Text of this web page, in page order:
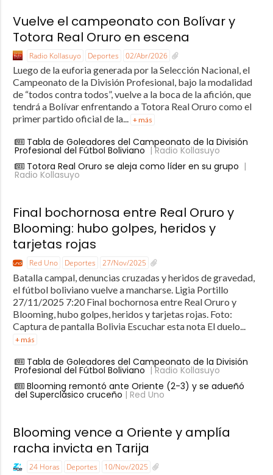
Vuelve el campeonato con Bolívar y
Totora Real Oruro en escena
Radio Kollasuyo Deportes 02/Abr/2026
Luego de la euforia generada por la Selección Nacional, el
Campeonato de la División Profesional, bajo la modalidad
de “todos contra todos”, vuelve a la boca de la afición, que
tendrá a Bolívar enfrentando a Totora Real Oruro como el
primer partido oficial de la... + más
Tabla de Goleadores del Campeonato de la División
Profesional del Fútbol Boliviano | Radio Kollasuyo
Totora Real Oruro se aleja como líder en su grupo |
Radio Kollasuyo
Final bochornosa entre Real Oruro y
Blooming: hubo golpes, heridos y
tarjetas rojas
Red Uno Deportes 27/Nov/2025
Batalla campal, denuncias cruzadas y heridos de gravedad,
el fútbol boliviano vuelve a mancharse. Ligia Portillo
27/11/2025 7:20 Final bochornosa entre Real Oruro y
Blooming, hubo golpes, heridos y tarjetas rojas. Foto:
Captura de pantalla Bolivia Escuchar esta nota El duelo...
+ más
Tabla de Goleadores del Campeonato de la División
Profesional del Fútbol Boliviano | Radio Kollasuyo
Blooming remontó ante Oriente (2-3) y se adueñó
del Superclásico cruceño | Red Uno
Blooming vence a Oriente y amplía
racha invicta en Tarija
24 Horas Deportes 10/Nov/2025